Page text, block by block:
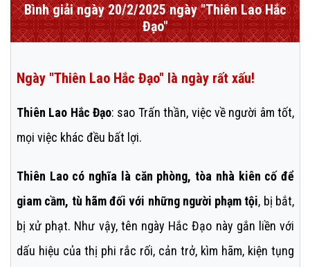
Bình giải ngày 20/2/2025 ngày "Thiên Lao Hắc
Đạo"
Ngày "Thiên Lao Hắc Đạo" là ngày rất xấu!
Thiên Lao Hắc Đạo: sao Trấn thần, việc về người âm tốt,
mọi việc khác đều bất lợi.
Thiên Lao có nghĩa là căn phòng, tòa nhà kiên cố để
giam cầm, tù hãm đối với những người phạm tội, bị bắt,
bị xử phạt. Như vậy, tên ngày Hắc Đạo này gắn liền với
dấu hiệu của thị phi rắc rối, cản trở, kìm hãm, kiện tụng